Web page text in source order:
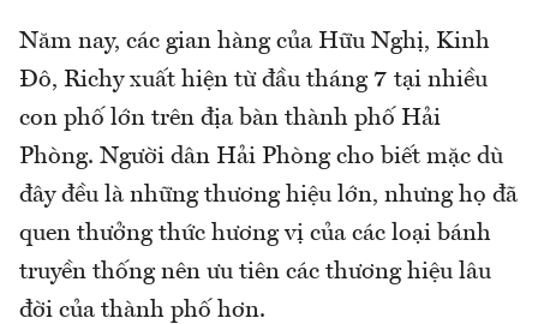
Năm nay, các gian hàng của Hữu Nghị, Kinh
Đô, Richy xuất hiện từ đầu tháng 7 tại nhiều
con phố lớn trên địa bàn thành phố Hải
Phòng. Người dân Hải Phòng cho biết mặc dù
đây đều là những thương hiệu lớn, nhưng họ đã
quen thưởng thức hương vị của các loại bánh
truyền thống nên ưu tiên các thương hiệu lâu
đời của thành phố hơn.